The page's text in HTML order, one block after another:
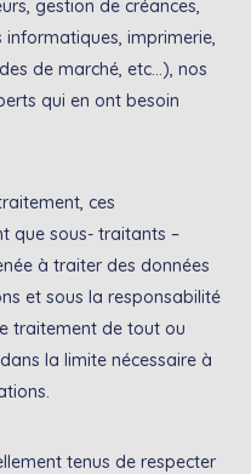
gestion de créances,
imprimerie,
de marché, etc…), nos
qui en ont besoin
ces
que sous- traitants –
à traiter des données
et sous la responsabilité
traitement de tout ou
la limite nécessaire à
tenus de respecter